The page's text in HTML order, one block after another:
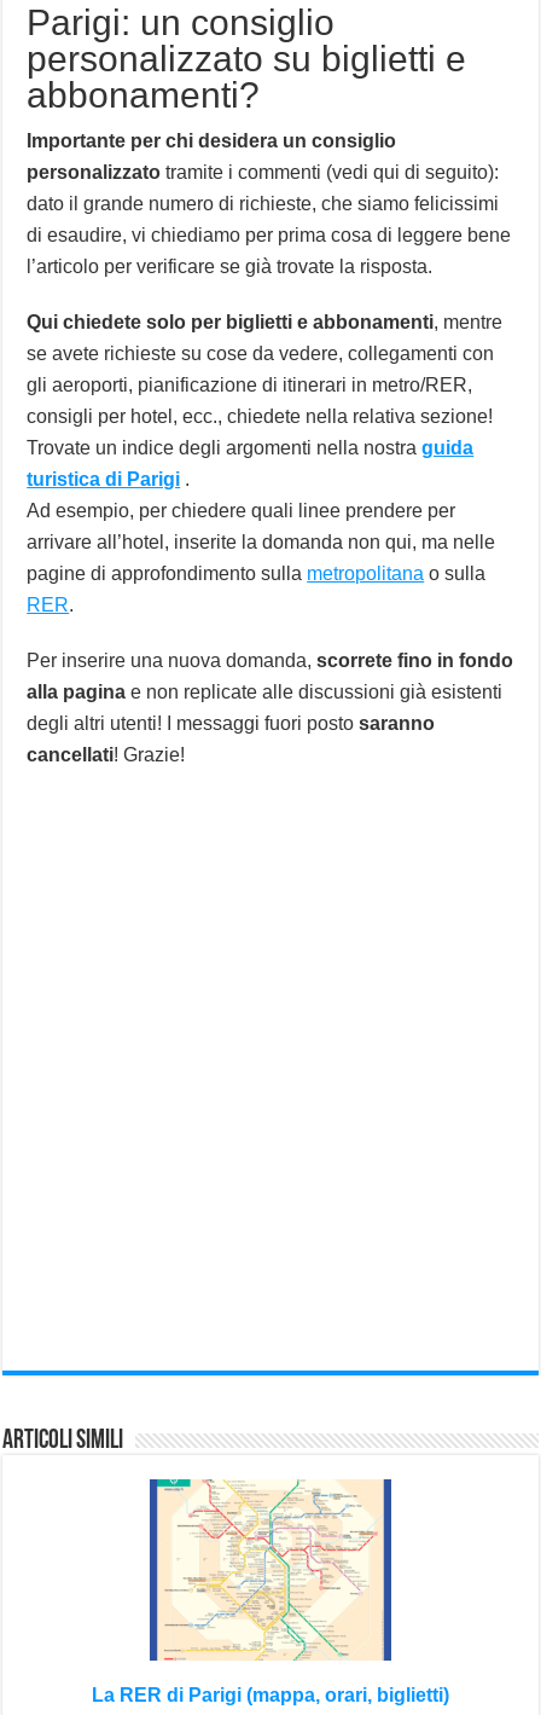
Parigi: un consiglio
personalizzato su biglietti e
abbonamenti?
Importante per chi desidera un consiglio
personalizzato tramite i commenti (vedi qui di seguito):
dato il grande numero di richieste, che siamo felicissimi
di esaudire, vi chiediamo per prima cosa di leggere bene
l’articolo per verificare se già trovate la risposta.
Qui chiedete solo per biglietti e abbonamenti, mentre
se avete richieste su cose da vedere, collegamenti con
gli aeroporti, pianificazione di itinerari in metro/RER,
consigli per hotel, ecc., chiedete nella relativa sezione!
Trovate un indice degli argomenti nella nostraguida
turistica di Parigi .
Ad esempio, per chiedere quali linee prendere per
arrivare all’hotel, inserite la domanda non qui, ma nelle
pagine di approfondimento sulla metropolitana o sulla
RER.
Per inserire una nuova domanda,scorrete fino in fondo
alla pagina e non replicate alle discussioni già esistenti
degli altri utenti! I messaggi fuori postosaranno
cancellati! Grazie!
Articoli Simili
La RER di Parigi (mappa, orari, biglietti)